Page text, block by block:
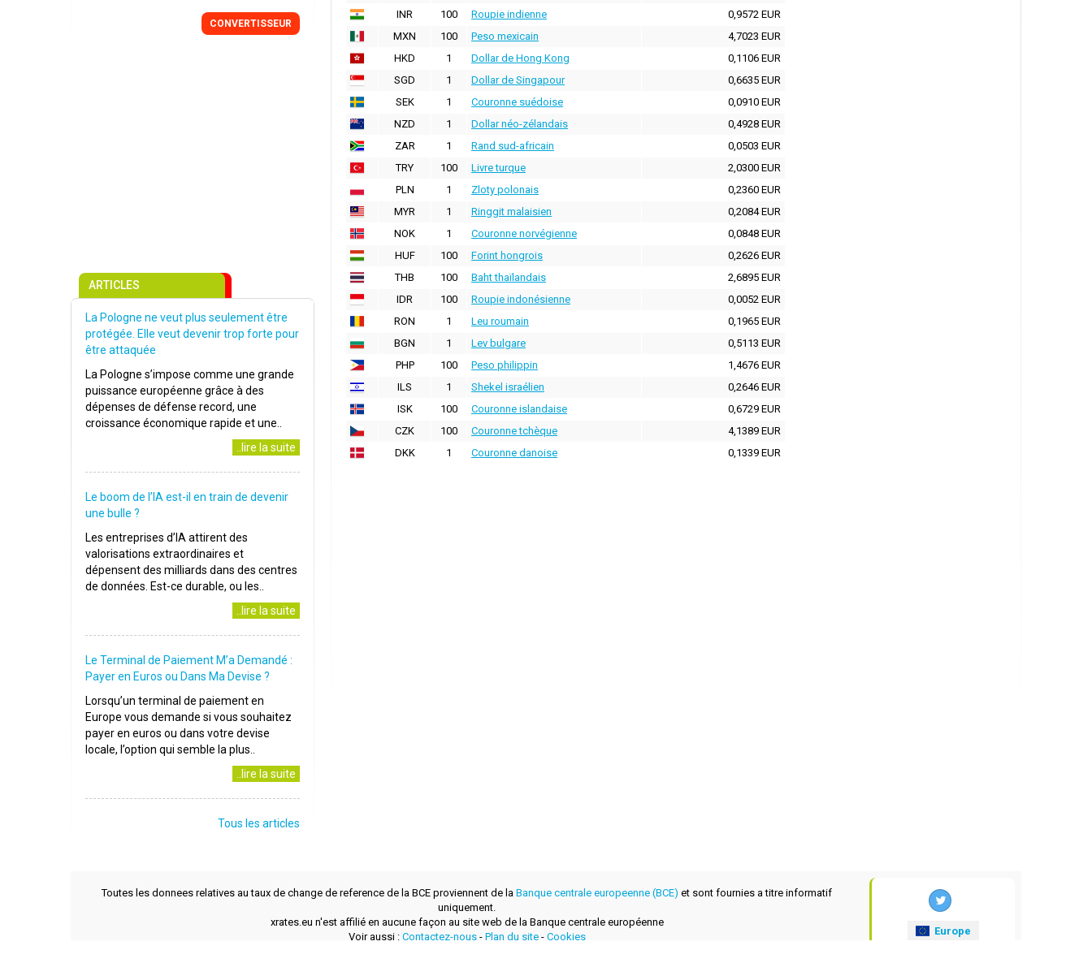
INR
100 Roupie indienne
0,9572 EUR
MXN
100 Peso mexicain
4,7023 EUR
HKD
1 Dollar de Hong Kong
0,1106 EUR
SGD
1 Dollar de Singapour
0,6635 EUR
SEK
1 Couronne suédoise
0,0910 EUR
NZD
1 Dollar néo-zélandais
0,4928 EUR
ZAR
1 Rand sud-africain
0,0503 EUR
TRY
100 Livre turque
2,0300 EUR
PLN
1 Zloty polonais
0,2360 EUR
MYR
1 Ringgit malaisien
0,2084 EUR
NOK
1 Couronne norvégienne
0,0848 EUR
HUF
100 Forint hongrois
0,2626 EUR
THB
100 Baht thaïlandais
2,6895 EUR
IDR
100 Roupie indonésienne
0,0052 EUR
RON
1 Leu roumain
0,1965 EUR
BGN
1 Lev bulgare
0,5113 EUR
PHP
100 Peso philippin
1,4676 EUR
ILS
1 Shekel israélien
0,2646 EUR
ISK
100 Couronne islandaise
0,6729 EUR
CZK
100 Couronne tchèque
4,1389 EUR
DKK
1 Couronne danoise 0,1339 EUR
CONVERTISSEUR
ARTICLES
La Pologne ne veut plus seulement être
protégée. Elle veut devenir trop forte pour
être attaquée
La Pologne s’impose comme une grande
puissance européenne grâce à des
dépenses de défense record, une
croissance économique rapide et une..
..lire la suite
Le boom de l’IA est-il en train de devenir
une bulle ?
Les entreprises d’IA attirent des
valorisations extraordinaires et
dépensent des milliards dans des centres
de données. Est-ce durable, ou les..
..lire la suite
Le Terminal de Paiement M’a Demandé :
Payer en Euros ou Dans Ma Devise ?
Lorsqu’un terminal de paiement en
Europe vous demande si vous souhaitez
payer en euros ou dans votre devise
locale, l’option qui semble la plus..
..lire la suite
Tous les articles
Toutes les donnees relatives au taux de change de reference de la BCE proviennent de la Banque centrale europeenne (BCE) et sont fournies a titre informatif
uniquement.
xrates.eu n'est affilié en aucune façon au site web de la Banque centrale européenne
Voir aussi : Contactez-nous- Plan du site- Cookies
Europe